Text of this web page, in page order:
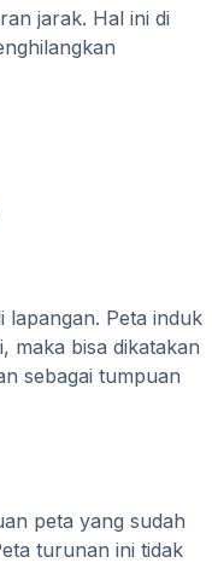
jarak. Hal ini di
lapangan. Peta induk
maka bisa dikatakan
sebagai tumpuan
peta yang sudah
turunan ini tidak